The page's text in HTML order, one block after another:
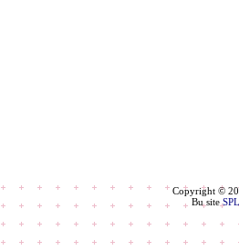
Copyright ©
Bu siteSPL